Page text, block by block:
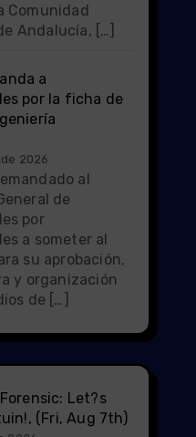
Comunidad
Andalucía, […]
a
por la ficha de
2026
al
de
por
a someter al
su aprobación,
y organización
de […]
Let?s
(Fri, Aug 7th)